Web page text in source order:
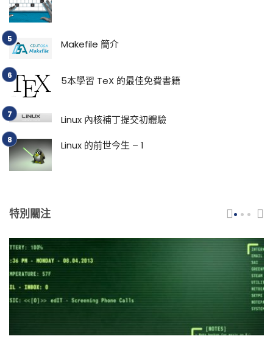
Makefile 簡介
5本學習 TeX 的最佳免費書籍
Linux 內核補丁提交初體驗
Linux 的前世今生 – 1
特別關注